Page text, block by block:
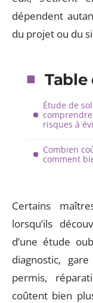
dépendent
du projet ou du
Table
Étude de
risques à
Combien
comment
Certains
lorsqu’ils
d’une étude
diagnostic,
permis,
coûtent bien